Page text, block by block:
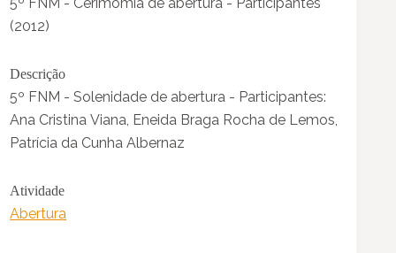
(2012)
Descrição
5º FNM - Solenidade de abertura - Participantes:
Ana Cristina Viana, Eneida Braga Rocha de Lemos,
Patrícia da Cunha Albernaz
Atividade
Abertura